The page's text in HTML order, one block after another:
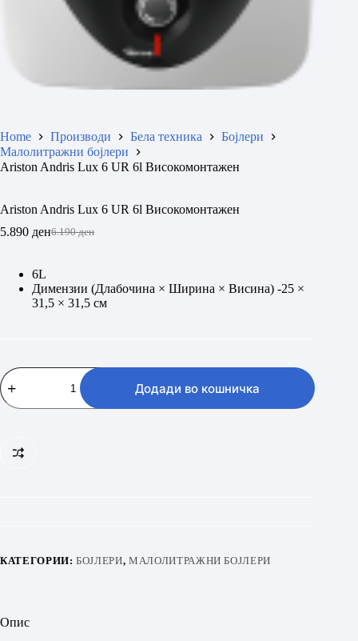
Home Производи Бела техника
Бојлери
Малолитражни бојлери
Аriston Andris Lux 6 UR 6l Високомонтажен
Аriston Andris Lux 6 UR 6l Високомонтажен
6.190ден
Original
6.190 ден.
5.890 денCurrent
5.890 ден.
6L
Димензии (Длабочина × Ширина × Висина) -25 ×
31,5 × 31,5 см
Аriston
Andris
Lux
Високомонтажен
Додади во кошничка
КАТЕГОРИИ:БОЈЛЕРИ,МАЛОЛИТРАЖНИ БОЈЛЕРИ
Опис